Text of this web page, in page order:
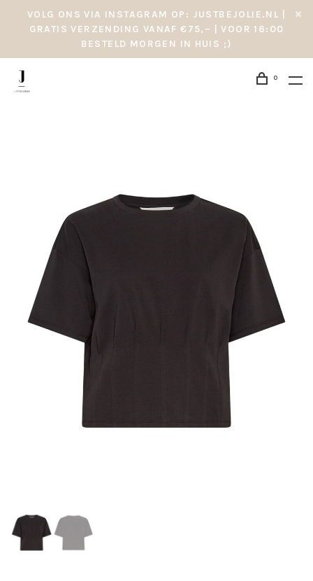
VOLG ONS VIA INSTAGRAM OP: JUSTBEJOLIE.NL |
GRATIS VERZENDING VANAF €75,– | VOOR 16:00
BESTELD MORGEN IN HUIS ;)
0